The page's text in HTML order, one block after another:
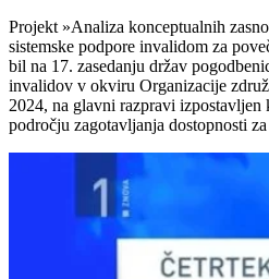
Projekt »Analiza konceptualnih
sistemske podpore invalidom za
bil na 17. zasedanju držav
invalidov v okviru Organizacije
2024, na glavni razpravi izpostavljen
področju zagotavljanja dostopnosti